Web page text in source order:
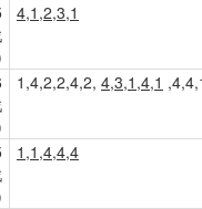
4,1,2,3,1
1,4,2,2,4,2, 4,3,1,4,1
1,1,4,4,4